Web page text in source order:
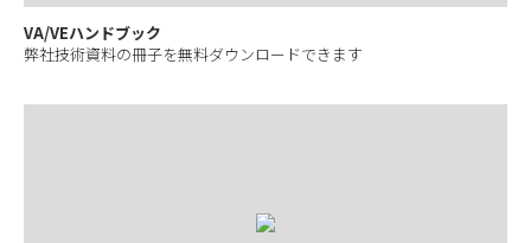
VA/VEハンドブック
弊社技術資料の冊子を無料ダウンロードできます